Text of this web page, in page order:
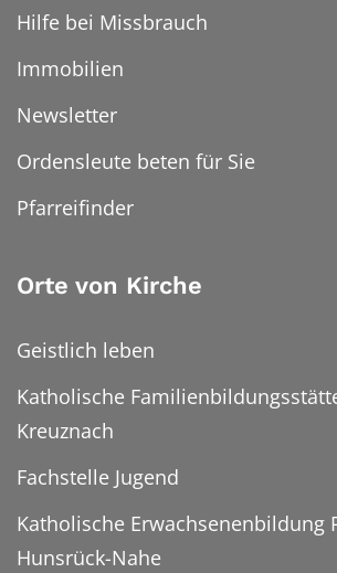
Hilfe bei Missbrauch
Immobilien
Newsletter
Ordensleute beten für Sie
Pfarreifinder
Orte von Kirche
Geistlich leben
Katholische
Kreuznach
Fachstelle Jugend
Katholische Erwachsenenbildung
Hunsrück-Nahe